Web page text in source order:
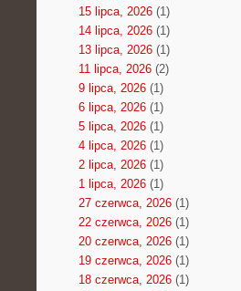
15 lipca, 2026(1)
14 lipca, 2026(1)
13 lipca, 2026(1)
11 lipca, 2026(2)
9 lipca, 2026(1)
6 lipca, 2026(1)
5 lipca, 2026(1)
4 lipca, 2026(1)
2 lipca, 2026(1)
1 lipca, 2026(1)
27 czerwca, 2026(1)
22 czerwca, 2026(1)
20 czerwca, 2026(1)
19 czerwca, 2026(1)
18 czerwca, 2026(1)